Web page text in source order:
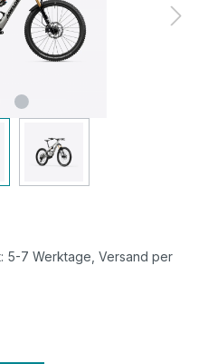
5-7 Werktage, Versand per